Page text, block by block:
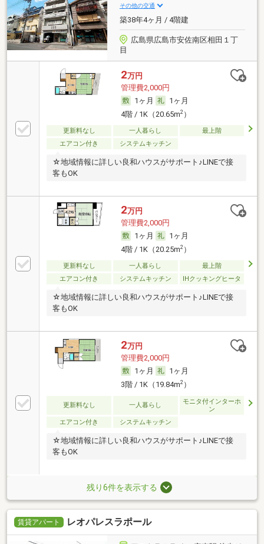
その他の交通
築38年4ヶ月 / 4階建
広島県広島市安佐南区相田１丁
目
2万円
管理費2,000円
1ヶ月
1ヶ月
4階 / 1K（20.65m2）
更新料なし 一人暮らし
最上階
エアコン付き
システムキッチン
☆地域情報に詳しい良和ハウスがサポート♪LINEで接
客もOK
2万円
管理費2,000円
1ヶ月
1ヶ月
4階 / 1K（20.25m2）
更新料なし 一人暮らし
最上階
エアコン付き
システムキッチン IHクッキングヒータ
☆地域情報に詳しい良和ハウスがサポート♪LINEで接
客もOK
2万円
管理費2,000円
1ヶ月
1ヶ月
3階 / 1K（19.84m2）
更新料なし 一人暮らし
モニタ付インターホ
ン
エアコン付き
システムキッチン
☆地域情報に詳しい良和ハウスがサポート♪LINEで接
客もOK
残り6件を表示する
賃貸アパート レオパレスラポール